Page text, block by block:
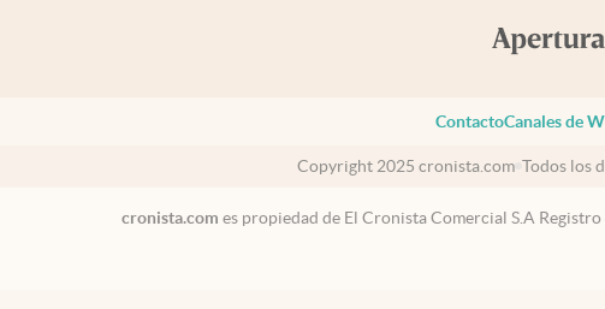
ContactoCanales de
Copyright 2025 cronista.com Todos los
cronista.com es propiedad de El Cronista Comercial S.A